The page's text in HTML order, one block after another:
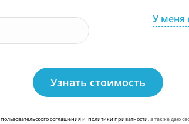
У меня
Узнать стоимость
пользовательского соглашенияи политики приватности, а также даю